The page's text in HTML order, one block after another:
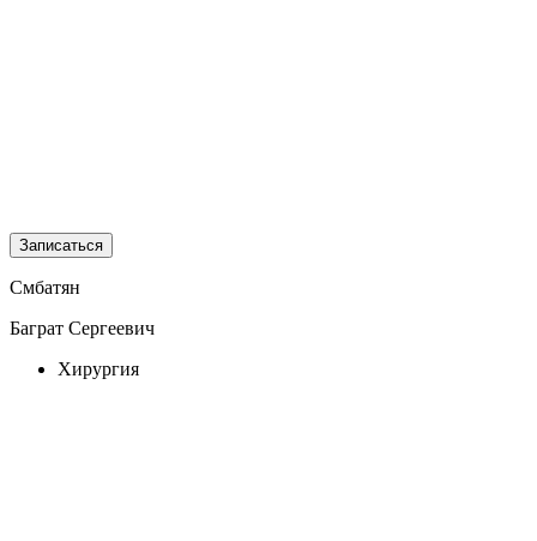
Записаться
Смбатян
Баграт Сергеевич
Хирургия